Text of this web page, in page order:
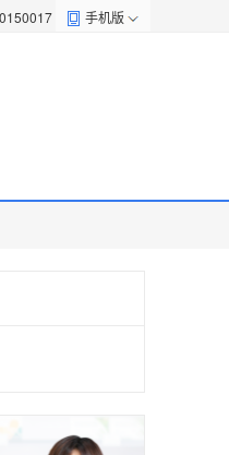
手机版